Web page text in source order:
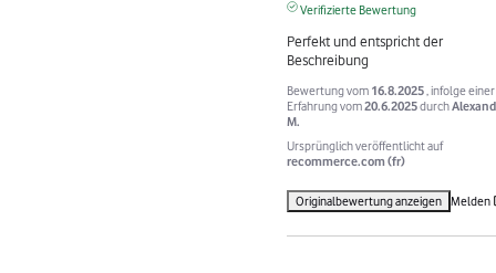
Verifizierte Bewertung
Perfekt und entspricht der
Beschreibung
Bewertung vom 16.8.2025 , infolge einer
Erfahrung vom20.6.2025durch
M.
Ursprünglich veröffentlicht auf
recommerce.com (fr)
Originalbewertung anzeigen Melden